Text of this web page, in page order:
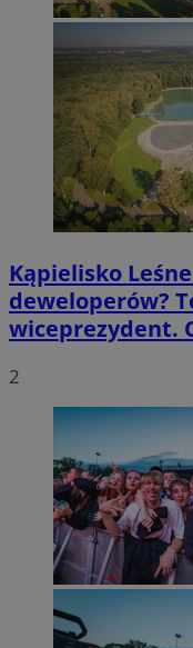
Kąpielisko
deweloperów?
wiceprezydent.
2